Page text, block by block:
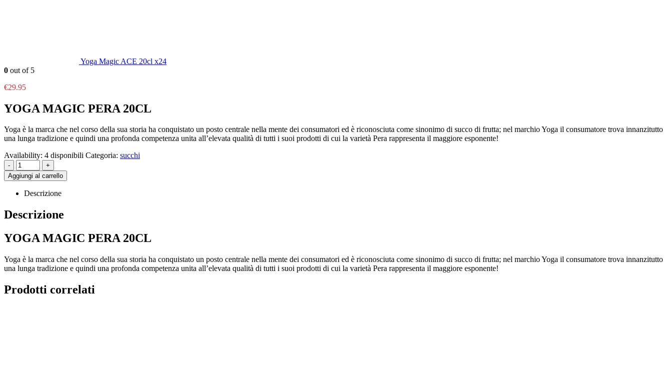
Yoga Magic ACE 20cl x24
0 out of 5
€29.95
YOGA MAGIC PERA 20CL
Yoga è la marca che nel corso della sua storia ha conquistato un posto centrale nella mente dei consumatori ed è riconosciuta come sinonimo di succo di frutta; nel marchio Yoga il consumatore trova innanzitutto
una lunga tradizione e quindi una profonda competenza unita all’elevata qualità di tutti i suoi prodotti di cui la varietà Pera rappresenta il maggiore esponente!
Availability: 4 disponibili Categoria: succhi
-
+
Aggiungi al carrello
Descrizione
Descrizione
YOGA MAGIC PERA 20CL
Yoga è la marca che nel corso della sua storia ha conquistato un posto centrale nella mente dei consumatori ed è riconosciuta come sinonimo di succo di frutta; nel marchio Yoga il consumatore trova innanzitutto
una lunga tradizione e quindi una profonda competenza unita all’elevata qualità di tutti i suoi prodotti di cui la varietà Pera rappresenta il maggiore esponente!
Prodotti correlati